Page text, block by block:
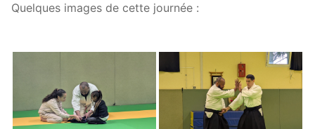
Quelques images de cette journée :